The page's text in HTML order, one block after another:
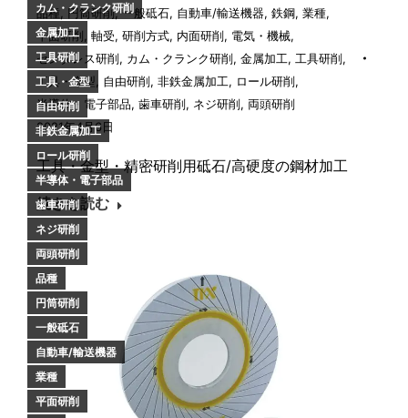
カム・クランク研削
金属加工
工具研削
工具・金型
自由研削
非鉄金属加工
ロール研削
半導体・電子部品
歯車研削
ネジ研削
両頭研削
品種 , 円筒研削,一般砥石, 自動車/輸送機器, 鉄鋼, 業種,
平面研削
軸受, 研削方式, 内面研削 , 電気・機械,
センタレス研削 , カム・クランク研削 , 金属加工, 工具研削 ,
工具・金型
自由研削 , 非鉄金属加工, ロール研削 ,
半導体・電子部品, 歯車研削 , ネジ研削 , 両頭研削
2021年4月6日
工具・金型・精密研削用砥石/高硬度の鋼材加工
続きを読む
品種
円筒研削
一般砥石
自動車/輸送機器
業種
平面研削